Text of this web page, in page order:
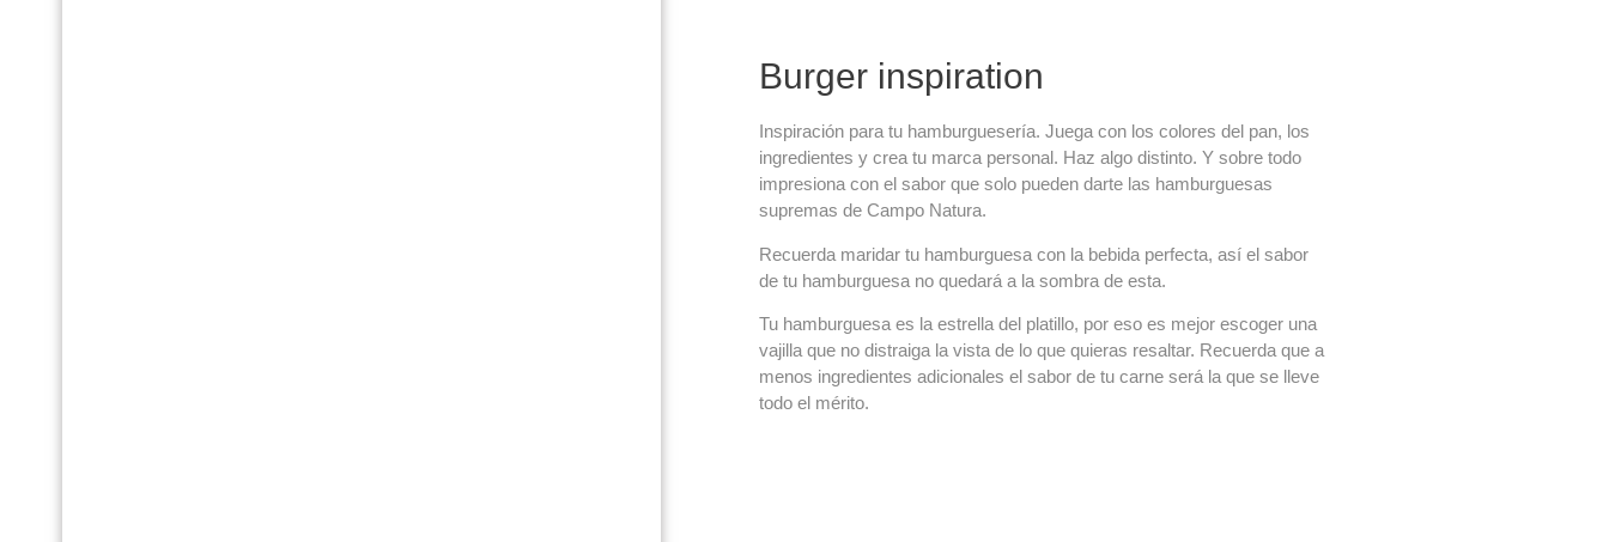
Burger inspiration
Inspiración para tu hamburguesería. Juega con los colores del pan, los
ingredientes y crea tu marca personal. Haz algo distinto. Y sobre todo
impresiona con el sabor que solo pueden darte las hamburguesas
supremas de Campo Natura.
Recuerda maridar tu hamburguesa con la bebida perfecta, así el sabor
de tu hamburguesa no quedará a la sombra de esta.
Tu hamburguesa es la estrella del platillo, por eso es mejor escoger una
vajilla que no distraiga la vista de lo que quieras resaltar. Recuerda que a
menos ingredientes adicionales el sabor de tu carne será la que se lleve
todo el mérito.